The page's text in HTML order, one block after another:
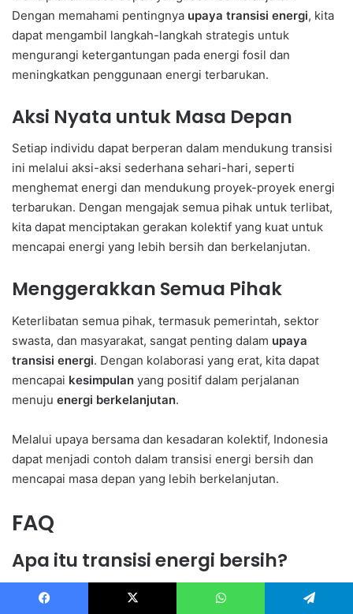
Dengan memahami pentingnya upaya transisi energi, kita
dapat mengambil langkah-langkah strategis untuk
mengurangi ketergantungan pada energi fosil dan
meningkatkan penggunaan energi terbarukan.
Aksi Nyata untuk Masa Depan
Setiap individu dapat berperan dalam mendukung transisi
ini melalui aksi-aksi sederhana sehari-hari, seperti
menghemat energi dan mendukung proyek-proyek energi
terbarukan. Dengan mengajak semua pihak untuk terlibat,
kita dapat menciptakan gerakan kolektif yang kuat untuk
mencapai energi yang lebih bersih dan berkelanjutan.
Menggerakkan Semua Pihak
Keterlibatan semua pihak, termasuk pemerintah, sektor
swasta, dan masyarakat, sangat penting dalam upaya
transisi energi. Dengan kolaborasi yang erat, kita dapat
mencapai kesimpulan yang positif dalam perjalanan
menuju energi berkelanjutan.
Melalui upaya bersama dan kesadaran kolektif, Indonesia
dapat menjadi contoh dalam transisi energi bersih dan
mencapai masa depan yang lebih berkelanjutan.
FAQ
Apa itu transisi energi bersih?
Transisi energi bersih adalah proses perubahan dari